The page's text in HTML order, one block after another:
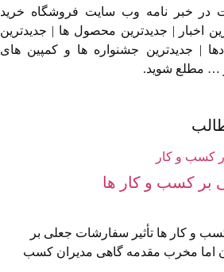
در خبر نامه وب سایت فروشگاه خرید
اخبار | جدیدترین محصول ها | جدیدترین
| جدیدترین جشنواره ها و کمپین های
مطلع شوید.
بر کسب‌ و کار ها
و کار ها تأثیر سفارشات جعلی بر
اما مخرب مقدمه گاهی مدیران کسب